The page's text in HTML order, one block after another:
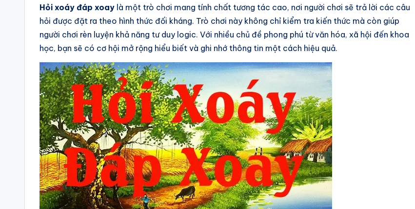
Hỏi xoáy đáp xoay là một trò chơi mang tính chất tương tác cao, nơi người chơi sẽ trả lời các câu
hỏi được đặt ra theo hình thức đối kháng. Trò chơi này không chỉ kiểm tra kiến thức mà còn giúp
người chơi rèn luyện khả năng tư duy logic. Với nhiều chủ đề phong phú từ văn hóa, xã hội đến khoa
học, bạn sẽ có cơ hội mở rộng hiểu biết và ghi nhớ thông tin một cách hiệu quả.